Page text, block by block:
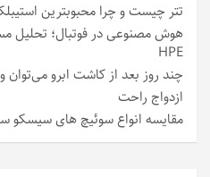
تتر چیست و چرا محبوبترین
هوش مصنوعی در فوتبال؛ تحلیل
HPE
چند روز بعد از کاشت ابرو می‌توان
ازدواج راحت
مقایسه انواع سوئیچ های سیسکو سری